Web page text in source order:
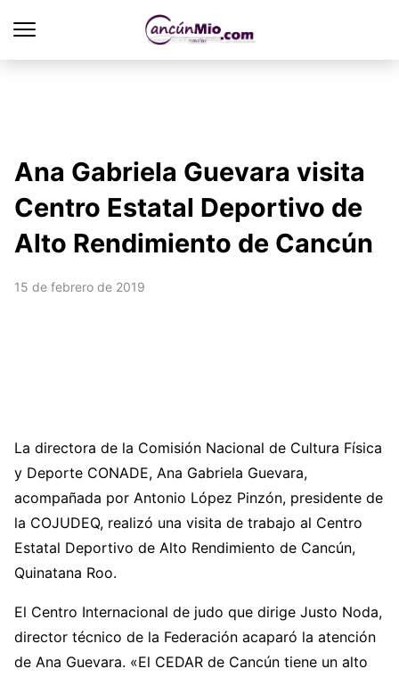
Ana Gabriela Guevara visita
Centro Estatal Deportivo de
Alto Rendimiento de Cancún
15 de febrero de 2019
La directora de la Comisión Nacional de Cultura Física
y Deporte CONADE, Ana Gabriela Guevara,
acompañada por Antonio López Pinzón, presidente de
la COJUDEQ, realizó una visita de trabajo al Centro
Estatal Deportivo de Alto Rendimiento de Cancún,
Quinatana Roo.
El Centro Internacional de judo que dirige Justo Noda,
director técnico de la Federación acaparó la atención
de Ana Guevara. «El CEDAR de Cancún tiene un alto